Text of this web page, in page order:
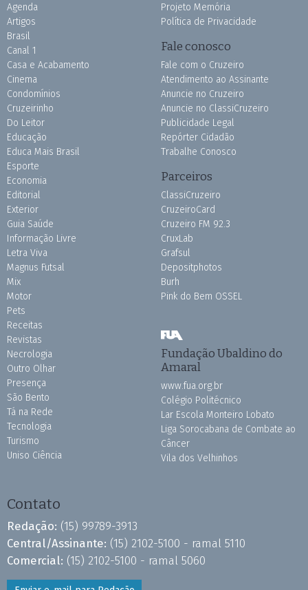
Agenda
Artigos
Brasil
Canal 1
Casa e Acabamento
Cinema
Condomínios
Cruzeirinho
Do Leitor
Educação
Educa Mais Brasil
Esporte
Economia
Editorial
Exterior
Guia Saúde
Informação Livre
Letra Viva
Magnus Futsal
Mix
Motor
Pets
Receitas
Revistas
Necrologia
Outro Olhar
Presença
São Bento
Tá na Rede
Tecnologia
Turismo
Uniso Ciência
Projeto Memória
Política de Privacidade
Fale conosco
Fale com o Cruzeiro
Atendimento ao Assinante
Anuncie no Cruzeiro
Anuncie no ClassiCruzeiro
Publicidade Legal
Repórter Cidadão
Trabalhe Conosco
Parceiros
ClassiCruzeiro
CruzeiroCard
Cruzeiro FM 92.3
CruxLab
Grafsul
Depositphotos
Burh
Pink do Bem OSSEL
Fundação Ubaldino do
Amaral
www.fua.org.br
Colégio Politécnico
Lar Escola Monteiro Lobato
Liga Sorocabana de Combate ao
Câncer
Vila dos Velhinhos
Contato
Redação: (15) 99789-3913
Central/Assinante: (15) 2102-5100 - ramal 5110
Comercial: (15) 2102-5100 - ramal 5060